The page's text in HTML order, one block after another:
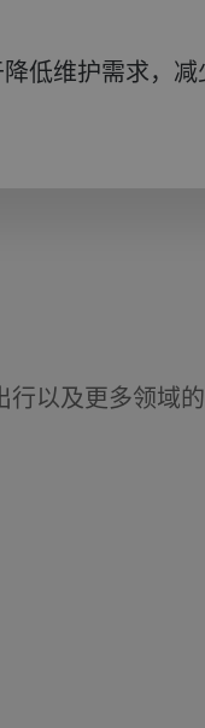
低维护需求，减
以及更多领域